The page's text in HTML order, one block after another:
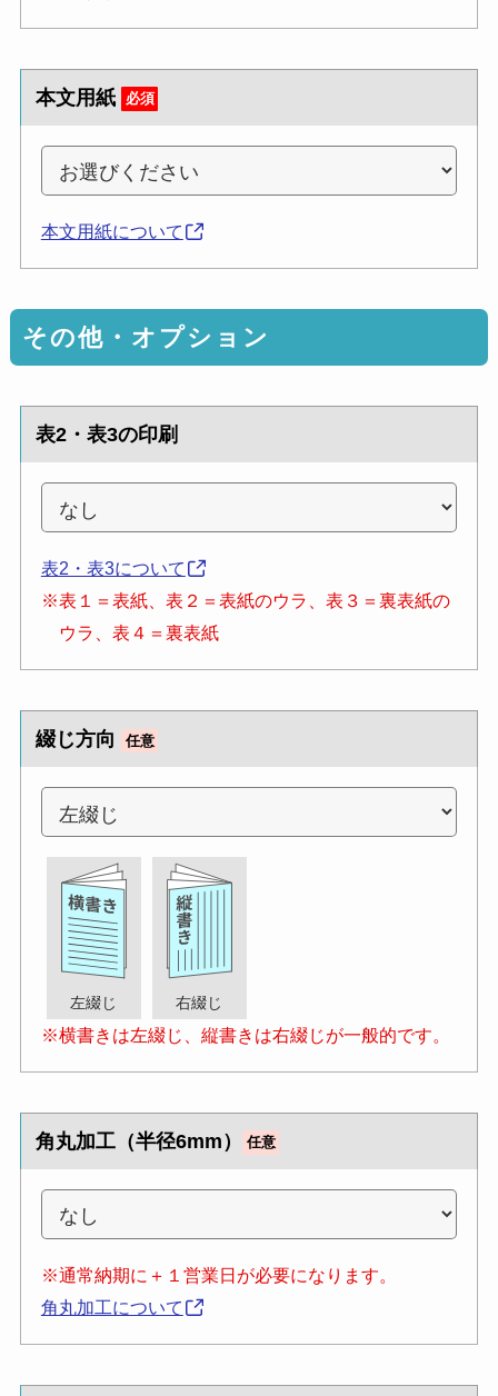
本文用紙 必須
本文用紙について
その他・オプション
表2・表3の印刷
表2・表3について
※表１＝表紙、表２＝表紙のウラ、表３＝裏表紙の
ウラ、表４＝裏表紙
綴じ方向 任意
左綴じ 右綴じ
※横書きは左綴じ、縦書きは右綴じが一般的です。
角丸加工（半径6mm） 任意
※通常納期に＋１営業日が必要になります。
角丸加工について